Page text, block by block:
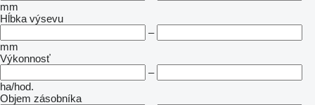
mm
Hĺbka výsevu
–
mm
Výkonnosť
–
ha/hod.
Objem zásobníka